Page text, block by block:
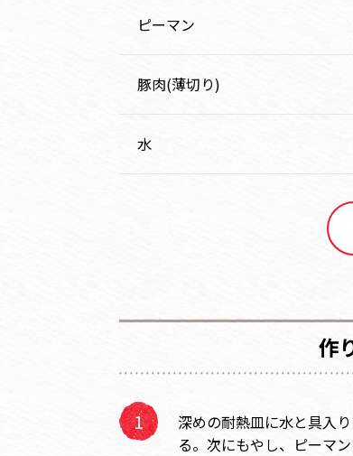
ピーマン
豚肉(薄切り)
水
作
深めの耐熱皿に水と具入
る。次にもやし、ピーマ